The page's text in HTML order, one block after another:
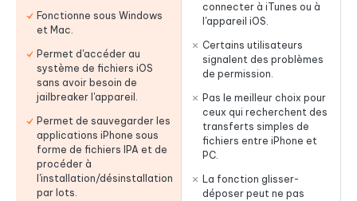
Fonctionne sous Windows
et Mac.
Permet d'accéder au
système de fichiers iOS
sans avoir besoin de
jailbreaker l'appareil.
Permet de sauvegarder les
applications iPhone sous
forme de fichiers IPA et de
procéder à
l'installation/désinstallation
par lots.
connecter à iTunes ou à
l'appareil iOS.
Certains utilisateurs
signalent des problèmes
de permission.
Pas le meilleur choix pour
ceux qui recherchent des
transferts simples de
fichiers entre iPhone et
PC.
La fonction glisser-
déposer peut ne pas